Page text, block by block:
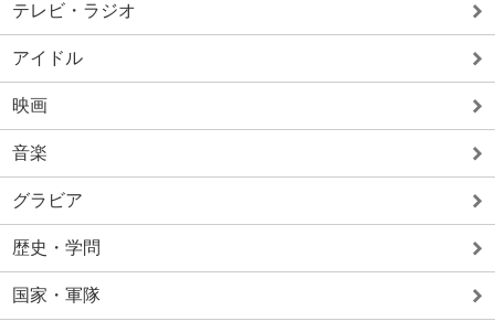
テレビ・ラジオ
アイドル
映画
音楽
グラビア
歴史・学問
国家・軍隊